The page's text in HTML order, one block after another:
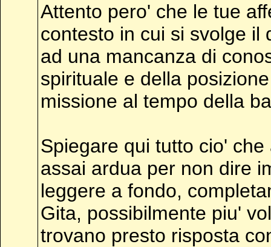
Attento pero' che le tue
contesto in cui si svolge il
ad una mancanza di
spirituale e della
missione al tempo della
Spiegare qui tutto cio'
assai ardua per non dire
leggere a fondo,
Gita, possibilmente piu'
trovano presto risposta